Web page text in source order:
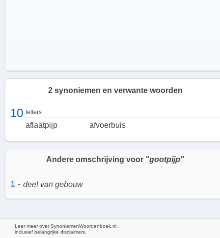
Hoe werkt een gootpijp?
2 synoniemen en verwante woorden
10 letters
aflaatpijp afvoerbuis
Andere omschrijving voor "gootpijp"
1 - deel van gebouw
Leer meer over SynoniemenWoordenboek.nl,
inclusief belangrijke disclaimers.